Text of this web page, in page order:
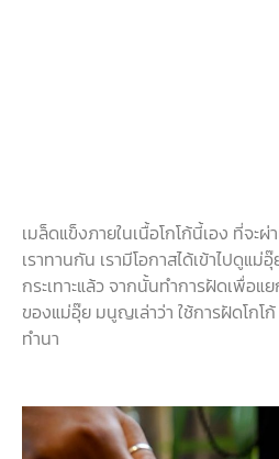
เมล็ดแข็งภายในเนื้อโกโก้นี้เอง ที่จะผ่
เราทานกัน เรามีโอกาสได้เข้าไปดูแม่
กระเทาะแล้ว จากนั้นทำการฝัดเพื่อแ
ของแม่อุ๊ย มนูญเล่าว่า ใช้การฝัดโกโก้
ทำนา